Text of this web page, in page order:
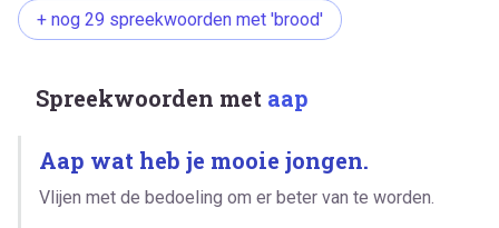
+ nog 29 spreekwoorden met 'brood'
Spreekwoorden met aap
Aap wat heb je mooie jongen.
Vlijen met de bedoeling om er beter van te worden.